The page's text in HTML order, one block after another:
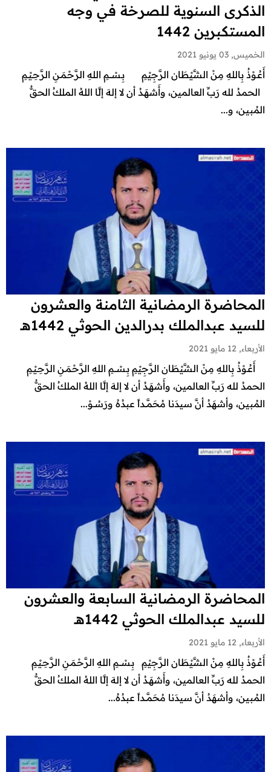
الذكرى السنوية للصرخة في وجه
المستكبرين 1442
الخميس, 03 يونيو 2021
أَعُـوْذُ بِاللهِ مِنْ الشَّيْطَان الرَّجِيْمِ بِـسْـــمِ اللهِ الرَّحْـمَـنِ الرَّحِـيْـمِ
الحمدُ لله رَبِّ العالمين، وأَشهَـدُ أن لا إلهَ إلَّا اللهُ الملكُ الحقُّ
المُبين، و...
المحاضرة الرمضانية الثامنة والعشرون
للسيد عبدالملك بدرالدين الحوثي 1442هـ
الأربعاء, 12 مايو 2021
أَعُـوْذُ بِاللهِ مِنْ الشَّيْطَان الرَّجِيْمِ بِـسْـــمِ اللهِ الرَّحْـمَـنِ الرَّحِـيْـمِ
الحمدُ لله رَبِّ العالمين، وأَشهَـدُ أن لا إلهَ إلَّا اللهُ الملكُ الحقُّ
المُبين، وأشهَدُ أنَّ سيدَنا مُحَمَّــداً عبدُهُ ورَسُــوْ...
المحاضرة الرمضانية السابعة والعشرون
للسيد عبدالملك الحوثي 1442هـ
الأربعاء, 12 مايو 2021
أَعُـوْذُ بِاللهِ مِنْ الشَّيْطَان الرَّجِيْمِ بِـسْـــمِ اللهِ الرَّحْـمَـنِ الرَّحِـيْـمِ
الحمدُ لله رَبِّ العالمين، وأَشهَـدُ أن لا إلهَ إلَّا اللهُ الملكُ الحقُّ
المُبين، وأشهَدُ أنَّ سيدَنا مُحَمَّــداً عبدُهُ...